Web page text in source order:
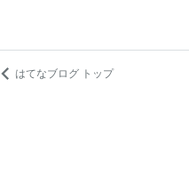
はてなブログ トップ